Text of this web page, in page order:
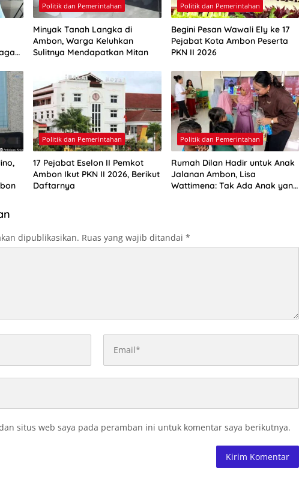
Politik dan Pemerintahan
Minyak Tanah Langka di
Ambon, Warga Keluhkan
Sulitnya Mendapatkan Mitan
Politik dan Pemerintahan
Begini Pesan Wawali Ely ke 17
Pejabat Kota Ambon Peserta
PKN II 2026
Politik dan Pemerintahan
17 Pejabat Eselon II Pemkot
Ambon Ikut PKN II 2026, Berikut
Daftarnya
Politik dan Pemerintahan
Rumah Dilan Hadir untuk Anak
Jalanan Ambon, Lisa
Wattimena: Tak Ada Anak yang
dipublikasikan. Ruas yang wajib ditandai *
situs web saya pada peramban ini untuk komentar saya berikutnya.